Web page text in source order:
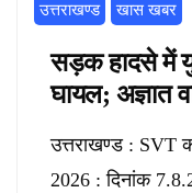
उत्तराखण्ड खास खबर
सड़क हादसे में
घायल; अज्ञात
उत्तराखण्ड : SVT
2026 : दिनांक